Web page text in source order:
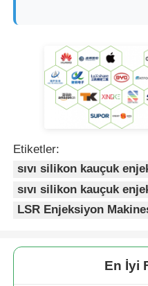
Etiketler:
sıvı silikon kauçuk
sıvı silikon kauçuk
LSR Enjeksiyon
En İyi